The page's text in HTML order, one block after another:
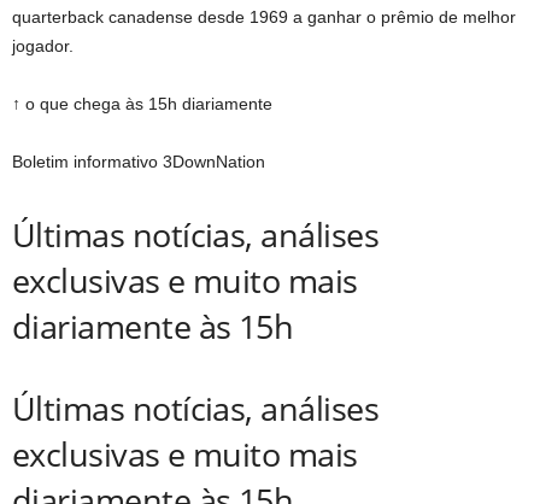
quarterback canadense desde 1969 a ganhar o prêmio de melhor
jogador.
↑ o que chega às 15h diariamente
Boletim informativo 3DownNation
Últimas notícias, análises
exclusivas e muito mais
diariamente às 15h
Últimas notícias, análises
exclusivas e muito mais